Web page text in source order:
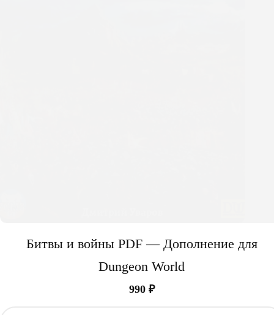
Битвы и войны PDF — Дополнение для
Dungeon World
990 ₽